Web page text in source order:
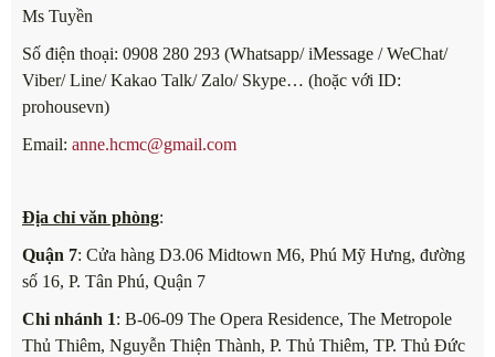
Ms Tuyền
Số điện thoại: 0908 280 293 (Whatsapp/ iMessage / WeChat/
Viber/ Line/ Kakao Talk/ Zalo/ Skype… (hoặc với ID:
prohousevn)
Email: anne.hcmc@gmail.com
Địa chỉ văn phòng:
Quận 7: Cửa hàng D3.06 Midtown M6, Phú Mỹ Hưng, đường
số 16, P. Tân Phú, Quận 7
Chi nhánh 1: B-06-09 The Opera Residence, The Metropole
Thủ Thiêm, Nguyễn Thiện Thành, P. Thủ Thiêm, TP. Thủ Đức